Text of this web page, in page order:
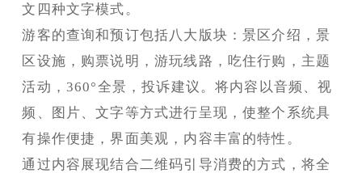
文四种文字模式。
游客的查询和预订包括八大版块：景区介绍，景
区设施，购票说明，游玩线路，吃住行购，主题
活动，360°全景，投诉建议。将内容以音频、视
频、图片、文字等方式进行呈现，使整个系统具
有操作便捷，界面美观，内容丰富的特性。
通过内容展现结合二维码引导消费的方式，将全